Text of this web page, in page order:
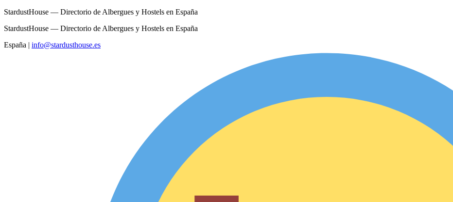
StardustHouse — Directorio de Albergues y Hostels en España
StardustHouse — Directorio de Albergues y Hostels en España
España | info@stardusthouse.es